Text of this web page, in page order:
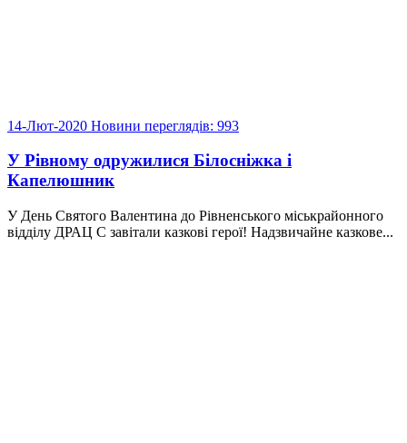
14-Лют-2020 Новини переглядів: 993
У Рівному одружилися Білосніжка і
Капелюшник
У День Святого Валентина до Рівненського міськрайонного
відділу ДРАЦ С завітали казкові герої! Надзвичайне казкове...